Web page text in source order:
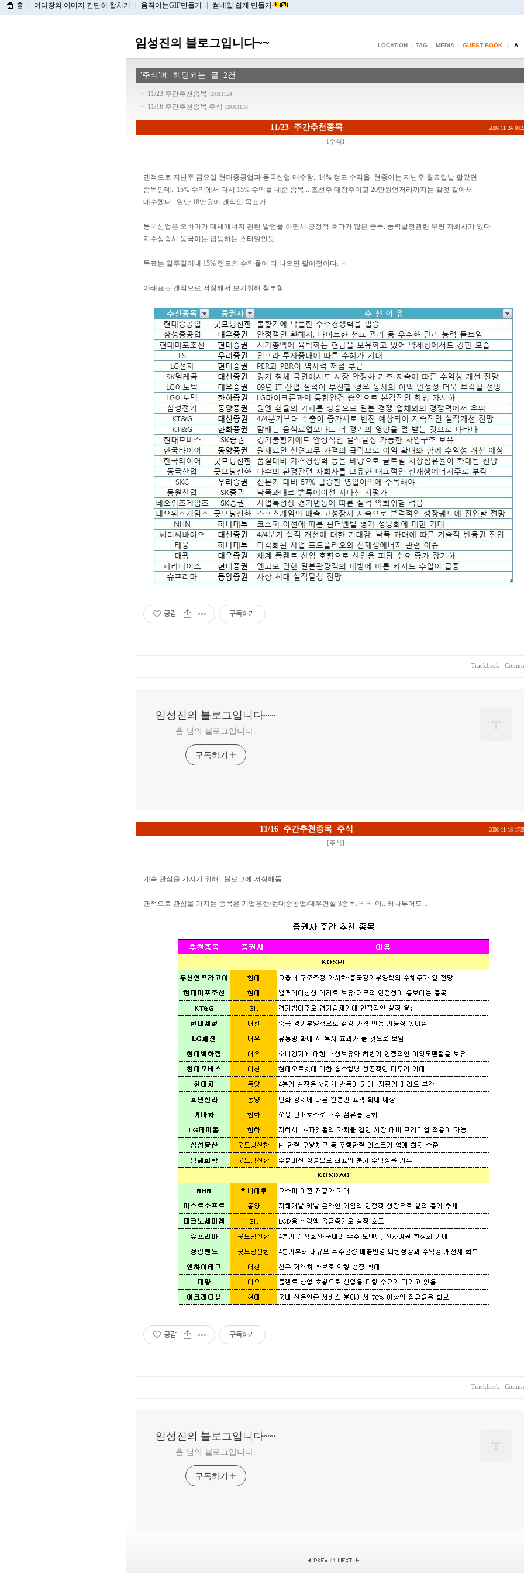
홈 여러장의 이미지 간단히 합치기 움직이는GIF만들기 썸네일 쉽게 만들기
임성진의 블로그입니다~~ LOCATION TAG MEDIA GUEST BOOK A
'주식'에 해당되는 글 2건
11/23 주간추천종목 | 2008.11.24
11/16 주간추천종목 주식 | 2008.11.16
11/23 주간추천종목 2008. 11. 24.
[주식]
갠적으로 지난주 금요일 현대중공업과 동국산업 매수함.. 14% 정도 수익율. 현중이는 지난주 월요일날 팔았던
종목인데.. 15% 수익에서 다시 15% 수익을 내준 종목... 조선주 대장주이고 20만원언저리까지는 갈것 같아서
매수했다.. 일단 18만원이 갠적인 목표가.
동국산업은 오바마가 대체에너지 관련 발언을 하면서 긍정적 효과가 많은 종목. 풍력발전관련 우량 자회사가 있다
지수상승시 동국이는 급등하는 스타일인듯...
목표는 일주일이내 15% 정도의 수익율이 더 나오면 팔예정이다. ㅋ
아래표는 갠적으로 저장해서 보기위해 첨부함.
공감 구독하기
Trackback :
임성진의 블로그입니다~~
뽐 님의 블로그입니다.
구독하기
11/16 주간추천종목 주식 2008. 11. 16.
[주식]
계속 관심을 가지기 위해.. 블로그에 저장해둠.
갠적으로 관심을 가지는 종목은 기업은행/현대중공업/대우건설 3종목.ㅋㅋ 아.. 하나투어도...
공감 구독하기
Trackback :
임성진의 블로그입니다~~
뽐 님의 블로그입니다.
구독하기
#1